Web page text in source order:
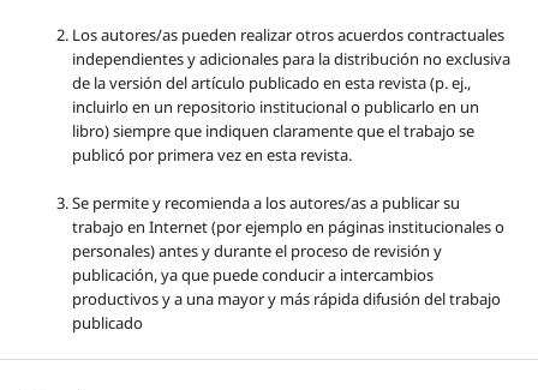
Los autores/as pueden realizar otros acuerdos contractuales
independientes y adicionales para la distribución no exclusiva
de la versión del artículo publicado en esta revista (p. ej.,
incluirlo en un repositorio institucional o publicarlo en un
libro) siempre que indiquen claramente que el trabajo se
publicó por primera vez en esta revista.
Se permite y recomienda a los autores/as a publicar su
trabajo en Internet (por ejemplo en páginas institucionales o
personales) antes y durante el proceso de revisión y
publicación, ya que puede conducir a intercambios
productivos y a una mayor y más rápida difusión del trabajo
publicado